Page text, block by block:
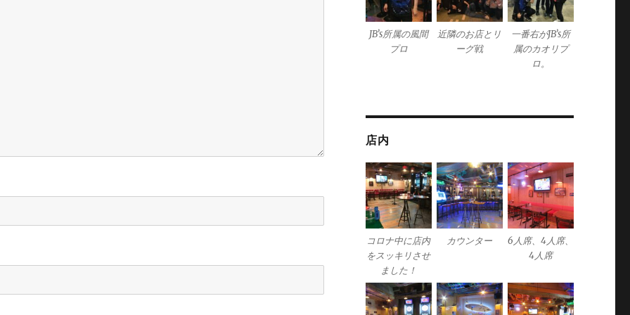
JB’s所属の風間
プロ
近隣のお店とリ
ーグ戦
一番右がJB’s所
属のカオリプ
ロ。
店内
コロナ中に店内
をスッキリさせ
ました！
カウンター
6人席、4人席、
4人席